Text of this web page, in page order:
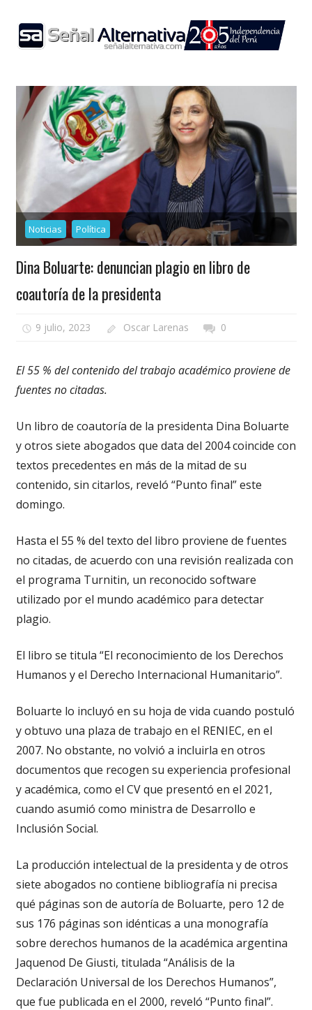
content
Noticias Política
Dina Boluarte: denuncian plagio en libro de
coautoría de la presidenta
9 julio, 2023 Oscar Larenas 0
El 55 % del contenido del trabajo académico proviene de
fuentes no citadas.
Un libro de coautoría de la presidenta Dina Boluarte
y otros siete abogados que data del 2004 coincide con
textos precedentes en más de la mitad de su
contenido, sin citarlos, reveló “Punto final” este
domingo.
Hasta el 55 % del texto del libro proviene de fuentes
no citadas, de acuerdo con una revisión realizada con
el programa Turnitin, un reconocido software
utilizado por el mundo académico para detectar
plagio.
El libro se titula “El reconocimiento de los Derechos
Humanos y el Derecho Internacional Humanitario”.
Boluarte lo incluyó en su hoja de vida cuando postuló
y obtuvo una plaza de trabajo en el RENIEC, en el
2007. No obstante, no volvió a incluirla en otros
documentos que recogen su experiencia profesional
y académica, como el CV que presentó en el 2021,
cuando asumió como ministra de Desarrollo e
Inclusión Social.
La producción intelectual de la presidenta y de otros
siete abogados no contiene bibliografía ni precisa
qué páginas son de autoría de Boluarte, pero 12 de
sus 176 páginas son idénticas a una monografía
sobre derechos humanos de la académica argentina
Jaquenod De Giusti, titulada “Análisis de la
Declaración Universal de los Derechos Humanos”,
que fue publicada en el 2000, reveló “Punto final”.